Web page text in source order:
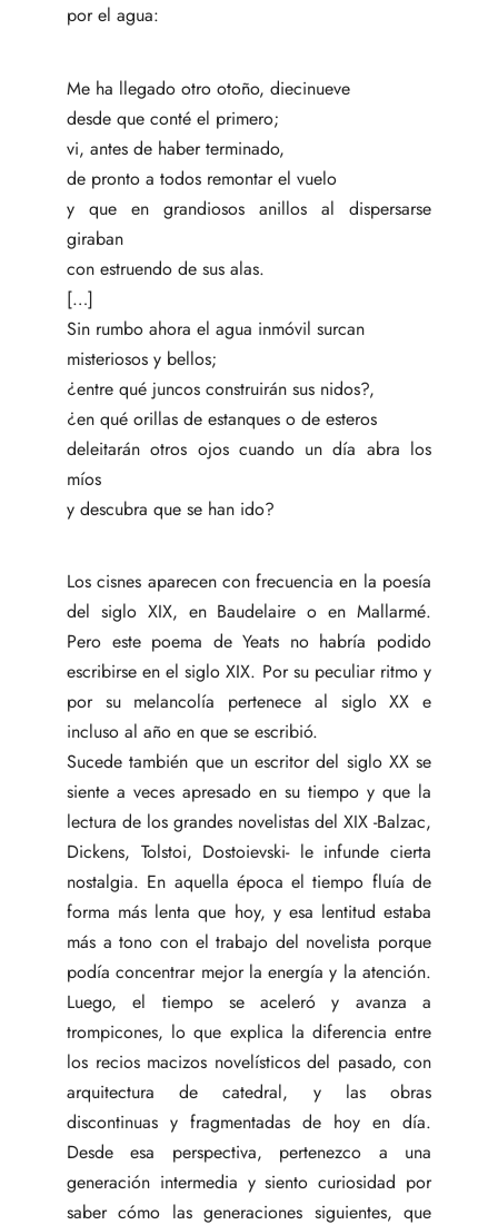
por el agua:
Me ha llegado otro otoño, diecinueve
desde que conté el primero;
vi, antes de haber terminado,
de pronto a todos remontar el vuelo
y que en grandiosos anillos al dispersarse
giraban
con estruendo de sus alas.
[…]
Sin rumbo ahora el agua inmóvil surcan
misteriosos y bellos;
¿entre qué juncos construirán sus nidos?,
¿en qué orillas de estanques o de esteros
deleitarán otros ojos cuando un día abra los
míos
y descubra que se han ido?
Los cisnes aparecen con frecuencia en la poesía
del siglo XIX, en Baudelaire o en Mallarmé.
Pero este poema de Yeats no habría podido
escribirse en el siglo XIX. Por su peculiar ritmo y
por su melancolía pertenece al siglo XX e
incluso al año en que se escribió.
Sucede también que un escritor del siglo XX se
siente a veces apresado en su tiempo y que la
lectura de los grandes novelistas del XIX -Balzac,
Dickens, Tolstoi, Dostoievski- le infunde cierta
nostalgia. En aquella época el tiempo fluía de
forma más lenta que hoy, y esa lentitud estaba
más a tono con el trabajo del novelista porque
podía concentrar mejor la energía y la atención.
Luego, el tiempo se aceleró y avanza a
trompicones, lo que explica la diferencia entre
los recios macizos novelísticos del pasado, con
arquitectura de catedral, y las obras
discontinuas y fragmentadas de hoy en día.
Desde esa perspectiva, pertenezco a una
generación intermedia y siento curiosidad por
saber cómo las generaciones siguientes, que